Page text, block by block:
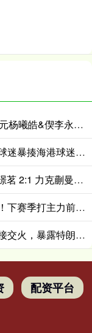
股牛网 男篮商业赛也没机会！CBA状元杨曦皓&偰李永炜进12人名单未登场
亿策略 上海德比赛后火爆冲突！申花球迷暴揍海港球迷 大吼：还敢挑衅我们？
同花顺e配 乒超大冷门！17 岁小将魏璟茗 2:1 力克蒯曼，新生代削球手惊艳赛场
盘配资 桑托斯训练强度征服曼联队友！下赛季打主力前提曝光，能为卡里克带来啥
金牛速配 万斯退选早有预兆！美伊直接交火，暴露特朗普团队鹰派铁幕
配资平台